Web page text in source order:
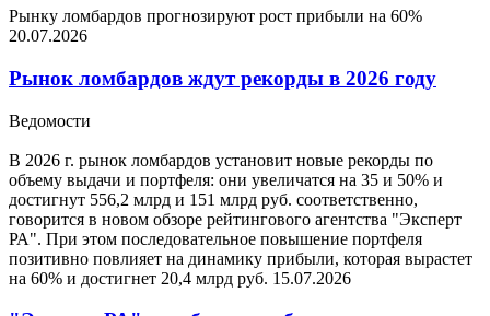
Рынку ломбардов прогнозируют рост прибыли на 60%
20.07.2026
Рынок ломбардов ждут рекорды в 2026 году
Ведомости
В 2026 г. рынок ломбардов установит новые рекорды по
объему выдачи и портфеля: они увеличатся на 35 и 50% и
достигнут 556,2 млрд и 151 млрд руб. соответственно,
говорится в новом обзоре рейтингового агентства "Эксперт
РА". При этом последовательное повышение портфеля
позитивно повлияет на динамику прибыли, которая вырастет
на 60% и достигнет 20,4 млрд руб. 15.07.2026